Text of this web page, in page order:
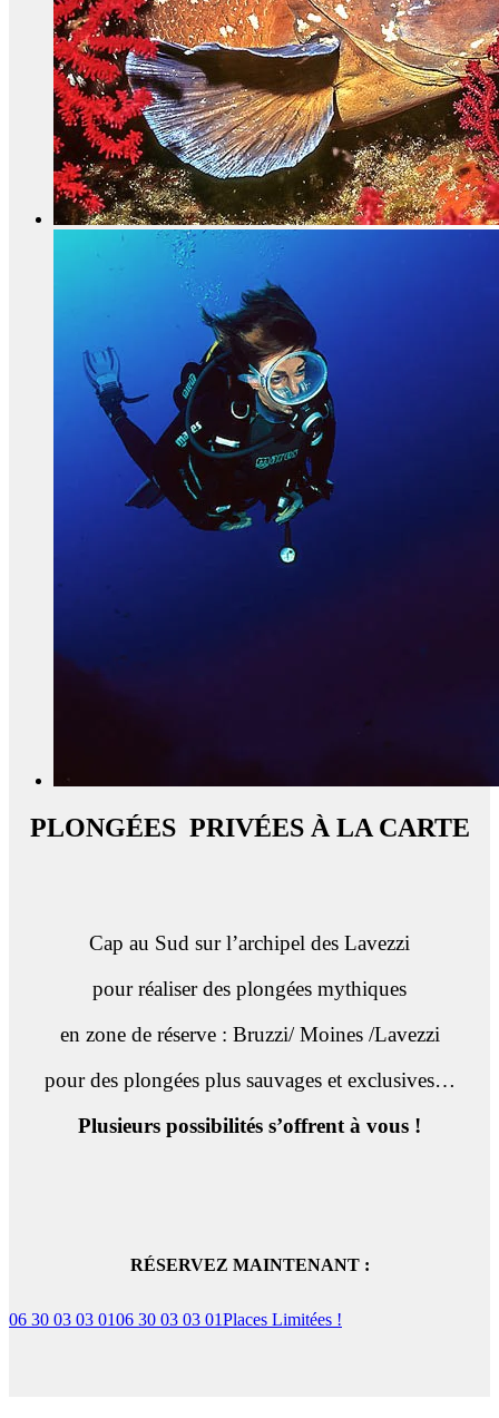
PLONGÉES PRIVÉES À LA CARTE
Cap au Sud sur l’archipel des Lavezzi
pour réaliser des plongées mythiques
en zone de réserve : Bruzzi/ Moines /Lavezzi
pour des plongées plus sauvages et exclusives…
Plusieurs possibilités s’offrent à vous !
RÉSERVEZ MAINTENANT :
06 30 03 03 0106 30 03 03 01Places Limitées !